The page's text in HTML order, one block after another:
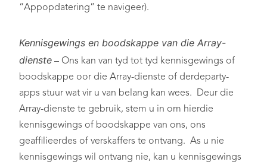
“Appopdatering” te navigeer).
Kennisgewings en boodskappe van die Array-
dienste – Ons kan van tyd tot tyd kennisgewings of
boodskappe oor die Array-dienste of derdeparty-
apps stuur wat vir u van belang kan wees. Deur die
Array-dienste te gebruik, stem u in om hierdie
kennisgewings of boodskappe van ons, ons
geaffilieerdes of verskaffers te ontvang. As u nie
kennisgewings wil ontvang nie, kan u kennisgewings